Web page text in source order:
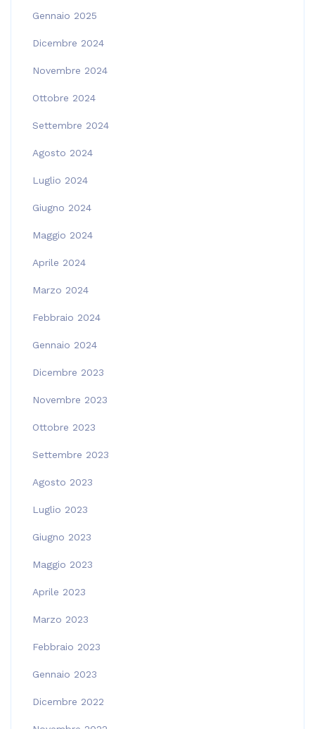
Gennaio 2025
Dicembre 2024
Novembre 2024
Ottobre 2024
Settembre 2024
Agosto 2024
Luglio 2024
Giugno 2024
Maggio 2024
Aprile 2024
Marzo 2024
Febbraio 2024
Gennaio 2024
Dicembre 2023
Novembre 2023
Ottobre 2023
Settembre 2023
Agosto 2023
Luglio 2023
Giugno 2023
Maggio 2023
Aprile 2023
Marzo 2023
Febbraio 2023
Gennaio 2023
Dicembre 2022